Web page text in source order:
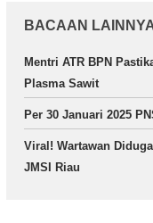
BACAAN
Mentri ATR BPN
Plasma Sawit
Per 30 Januari 2025
Viral! Wartawan
JMSI Riau